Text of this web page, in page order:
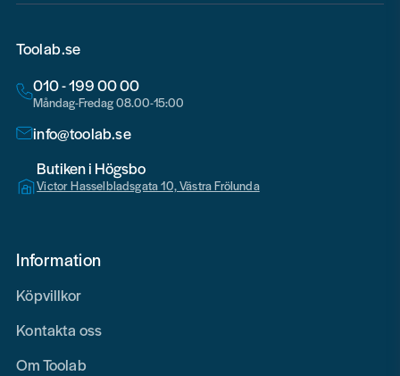
Toolab.se
010 - 199 00 00
Måndag-Fredag 08.00-15:00
info@toolab.se
Butiken i Högsbo
Victor Hasselbladsgata 10, Västra Frölunda
Information
Köpvillkor
Kontakta oss
Om Toolab